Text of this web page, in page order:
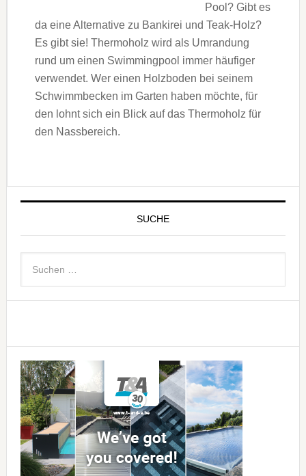
Pool? Gibt es
da eine Alternative zu Bankirei und Teak-Holz?
Es gibt sie! Thermoholz wird als Umrandung
rund um einen Swimmingpool immer häufiger
verwendet. Wer einen Holzboden bei seinem
Schwimmbecken im Garten haben möchte, für
den lohnt sich ein Blick auf das Thermoholz für
den Nassbereich.
SUCHE